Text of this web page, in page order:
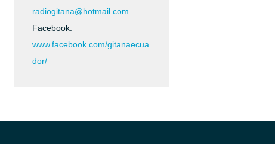
radiogitana@hotmail.com
Facebook:
www.facebook.com/gitanaecua
dor/